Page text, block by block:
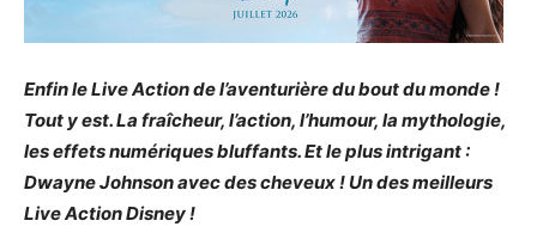
Enfin le Live Action de l’aventurière du bout du monde !
Tout y est. La fraîcheur, l’action, l’humour, la mythologie,
les effets numériques bluffants. Et le plus intrigant :
Dwayne Johnson avec des cheveux ! Un des meilleurs
Live Action Disney !